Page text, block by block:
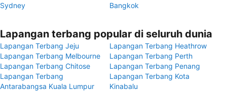
Sydney
Bangkok
Lapangan terbang popular di seluruh dunia
Lapangan Terbang Jeju
Lapangan Terbang Heathrow
Lapangan Terbang Melbourne
Lapangan Terbang Perth
Lapangan Terbang Chitose
Lapangan Terbang Penang
Lapangan Terbang
Antarabangsa Kuala Lumpur
Lapangan Terbang Kota
Kinabalu